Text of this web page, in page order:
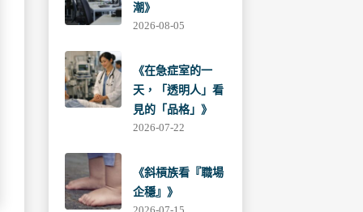
潮》
2026-08-05
《在急症室的一
天，「透明人」看
見的「品格」》
2026-07-22
《斜槓族看『職場
企穩』》